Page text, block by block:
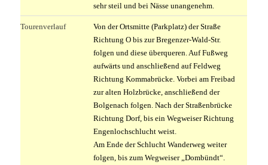
sehr steil und bei Nässe unangenehm.
Tourenverlauf
Von der Ortsmitte (Parkplatz) der Straße
Richtung O bis zur Bregenzer-Wald-Str.
folgen und diese überqueren. Auf Fußweg
aufwärts und anschließend auf Feldweg
Richtung Kommabrücke. Vorbei am Freibad
zur alten Holzbrücke, anschließend der
Bolgenach folgen. Nach der Straßenbrücke
Richtung Dorf, bis ein Wegweiser Richtung
Engenlochschlucht weist.
Am Ende der Schlucht Wanderweg weiter
folgen, bis zum Wegweiser „Dombündt“.